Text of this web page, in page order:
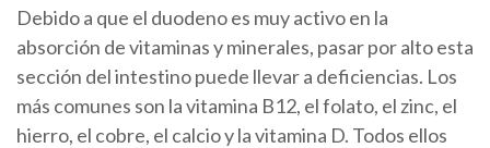
Debido a que el duodeno es muy activo en la
absorción de vitaminas y minerales, pasar por alto esta
sección del intestino puede llevar a deficiencias. Los
más comunes son la vitamina B12, el folato, el zinc, el
hierro, el cobre, el calcio y la vitamina D. Todos ellos